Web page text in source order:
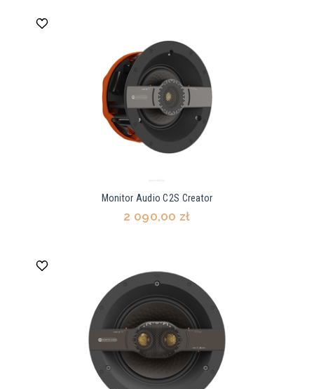
Monitor Audio C2S Creator
2 090,00 zł